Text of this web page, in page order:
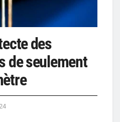
des
de seulement